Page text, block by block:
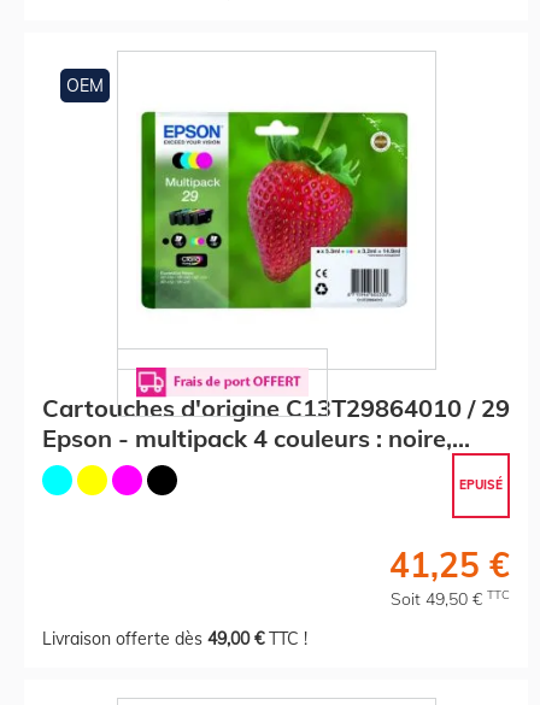
OEM
Cartouches d'origine C13T29864010 / 29
Epson - multipack 4 couleurs : noire,
cyan, magenta, jaune
EPUISÉ
41,25 €
Soit 49,50 € TTC
Livraison offerte dès 49,00 €TTC !